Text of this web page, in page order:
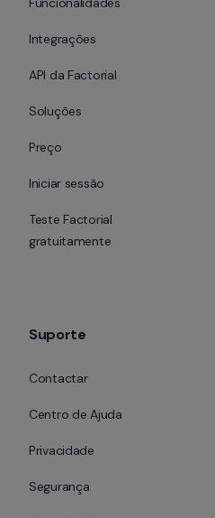
Integrações
API da Factorial
Soluções
Preço
Iniciar sessão
Teste Factorial
gratuitamente
Suporte
Contactar
Centro de Ajuda
Privacidade
Segurança